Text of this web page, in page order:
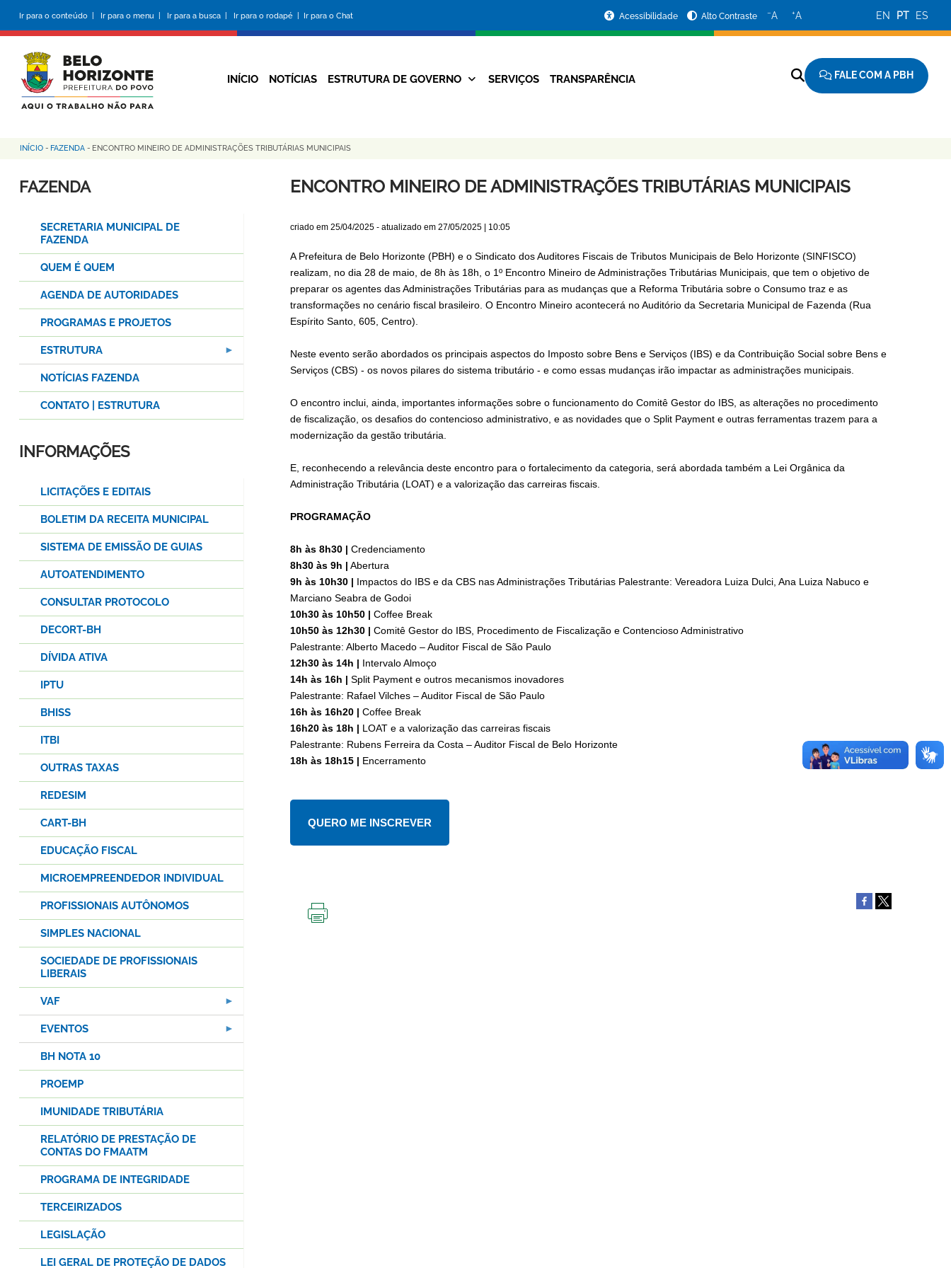
conteúdo
principal
Ir para o conteúdo | Ir para o menu | Ir para a busca | Ir para o rodapé | Ir para o Chat
da
Prefeitura
Acessibilidade Alto Contraste −A +A EN PT ES
Navegação
INÍCIO NOTÍCIAS ESTRUTURA DE GOVERNO SERVIÇOS TRANSPARÊNCIA FALE COM A PBH
Trilha
de
INÍCIO - FAZENDA - ENCONTRO MINEIRO DE ADMINISTRAÇÕES TRIBUTÁRIAS MUNICIPAIS
ENCONTRO MINEIRO DE ADMINISTRAÇÕES TRIBUTÁRIAS MUNICIPAIS
criado em 25/04/2025- atualizado em 27/05/2025 | 10:05
A Prefeitura de Belo Horizonte (PBH) e o Sindicato dos Auditores Fiscais de Tributos Municipais de Belo Horizonte (SINFISCO)
realizam, no dia 28 de maio, de 8h às 18h, o 1º Encontro Mineiro de Administrações Tributárias Municipais, que tem o objetivo de
preparar os agentes das Administrações Tributárias para as mudanças que a Reforma Tributária sobre o Consumo traz e as
transformações no cenário fiscal brasileiro. O Encontro Mineiro acontecerá no Auditório da Secretaria Municipal de Fazenda (Rua
Espírito Santo, 605, Centro).
Neste evento serão abordados os principais aspectos do Imposto sobre Bens e Serviços (IBS) e da Contribuição Social sobre Bens e
Serviços (CBS) - os novos pilares do sistema tributário - e como essas mudanças irão impactar as administrações municipais.
O encontro inclui, ainda, importantes informações sobre o funcionamento do Comitê Gestor do IBS, as alterações no procedimento
de fiscalização, os desafios do contencioso administrativo, e as novidades que o Split Payment e outras ferramentas trazem para a
modernização da gestão tributária.
E, reconhecendo a relevância deste encontro para o fortalecimento da categoria, será abordada também a Lei Orgânica da
Administração Tributária (LOAT) e a valorização das carreiras fiscais.
PROGRAMAÇÃO
8h às 8h30 | Credenciamento
8h30 às 9h | Abertura
9h às 10h30 | Impactos do IBS e da CBS nas Administrações Tributárias Palestrante: Vereadora Luiza Dulci, Ana Luiza Nabuco e
Marciano Seabra de Godoi
10h30 às 10h50 | Coffee Break
10h50 às 12h30 | Comitê Gestor do IBS, Procedimento de Fiscalização e Contencioso Administrativo
Palestrante: Alberto Macedo – Auditor Fiscal de São Paulo
12h30 às 14h | Intervalo Almoço
14h às 16h | Split Payment e outros mecanismos inovadores
Palestrante: Rafael Vilches – Auditor Fiscal de São Paulo
16h às 16h20 | Coffee Break
16h20 às 18h | LOAT e a valorização das carreiras fiscais
Palestrante: Rubens Ferreira da Costa – Auditor Fiscal de Belo Horizonte
18h às 18h15 | Encerramento
QUERO ME INSCREVER
FAZENDA
SECRETARIA MUNICIPAL DE
FAZENDA
QUEM É QUEM
AGENDA DE AUTORIDADES
PROGRAMAS E PROJETOS
ESTRUTURA
NOTÍCIAS FAZENDA
CONTATO | ESTRUTURA
INFORMAÇÕES
LICITAÇÕES E EDITAIS
BOLETIM DA RECEITA MUNICIPAL
SISTEMA DE EMISSÃO DE GUIAS
AUTOATENDIMENTO
CONSULTAR PROTOCOLO
DECORT-BH
DÍVIDA ATIVA
IPTU
BHISS
ITBI
OUTRAS TAXAS
REDESIM
CART-BH
EDUCAÇÃO FISCAL
MICROEMPREENDEDOR INDIVIDUAL
PROFISSIONAIS AUTÔNOMOS
SIMPLES NACIONAL
SOCIEDADE DE PROFISSIONAIS
LIBERAIS
VAF
EVENTOS
BH NOTA 10
PROEMP
IMUNIDADE TRIBUTÁRIA
RELATÓRIO DE PRESTAÇÃO DE
CONTAS DO FMAATM
PROGRAMA DE INTEGRIDADE
TERCEIRIZADOS
LEGISLAÇÃO
LEI GERAL DE PROTEÇÃO DE DADOS